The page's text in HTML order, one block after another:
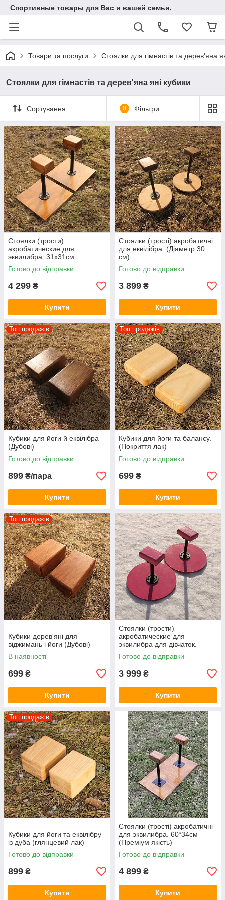
Спортивные товары для Вас и вашей семьи.
Товари та послуги Стоялки для гімнастів та дерев'яна
Стоялки для гімнастів та дерев'яна яні кубики
Сортування 0 Фільтри
Стоялки (трости)
акробатические для
эквилибра. 31х31см
(Премиум качество)
Готово до відправки
4 299 ₴
Купити
Стоялки (трості) акробатичні
для еквілібра. (Діаметр 30
см)
Готово до відправки
3 899 ₴
Купити
Топ продажів
Кубики для йоги й еквілібра
(Дубові)
Готово до відправки
899 ₴/пара
Купити
Топ продажів
Кубики для йоги та балансу.
(Покриття лак)
Готово до відправки
699 ₴
Купити
Топ продажів
Кубики дерев'яні для
віджимань і йоги (Дубові)
В наявності
699 ₴
Купити
Стоялки (трости)
акробатические для
эквилибра для дівчаток.
(Висота 25 см)
Готово до відправки
3 999 ₴
Купити
Топ продажів
Кубики для йоги та еквілібру
із дуба (глянцевий лак)
Готово до відправки
899 ₴
Купити
Стоялки (трості) акробатичні
для эквилибра. 60*34см
(Преміум якість)
Готово до відправки
4 899 ₴
Купити